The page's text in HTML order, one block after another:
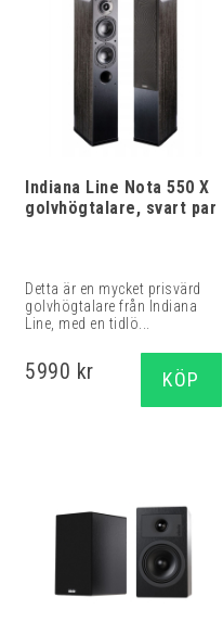
Indiana Line Nota 550 X
golvhögtalare, svart par
Detta är en mycket prisvärd
golvhögtalare från Indiana
Line, med en tidlö...
5990 kr KÖP